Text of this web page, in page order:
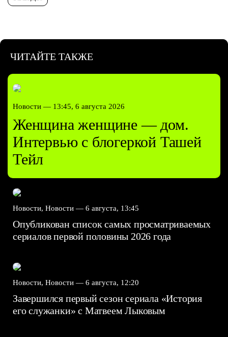
ЧИТАЙТЕ ТАКЖЕ
Новости — 13:45, 6 августа 2026
Женщина женщине — дом.
Интервью с блогеркой Ташей
Тейл
Новости, Новости — 6 августа, 13:45
Опубликован список самых просматриваемых
сериалов первой половины 2026 года
Новости, Новости — 6 августа, 12:20
Завершился первый сезон сериала «История
его служанки» с Матвеем Лыковым